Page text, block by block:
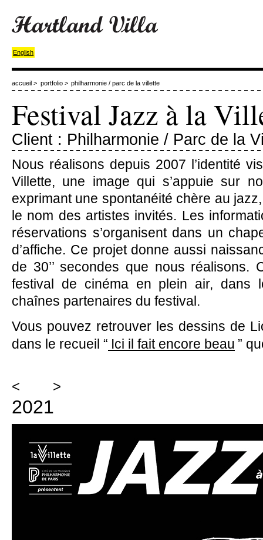
English
accueil > portfolio> philharmonie / parc de la villette
Festival Jazz à la
Client : Philharmonie / Parc de la
Nous réalisons depuis 2007 l’identité
Villette, une image qui s’appuie sur
exprimant une spontanéité chère au
le nom des artistes invités. Les
réservations s’organisent dans un
d’affiche. Ce projet donne aussi
de 30’’ secondes que nous
festival de cinéma en plein air, dans
chaînes partenaires du festival.
Vous pouvez retrouver les dessins de
dans le recueil “ Ici il fait encore beau ”
< >
2021